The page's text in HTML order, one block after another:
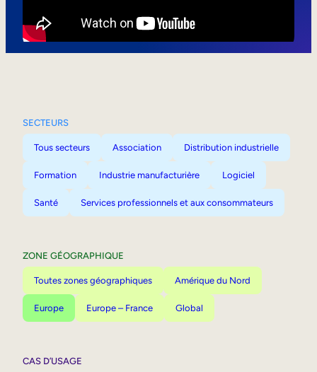
SECTEURS
Tous secteurs Association Distribution industrielle
Formation Industrie manufacturière Logiciel
Santé Services professionnels et aux consommateurs
ZONE GÉOGRAPHIQUE
Toutes zones géographiques Amérique du Nord
Europe Europe – France Global
CAS D’USAGE